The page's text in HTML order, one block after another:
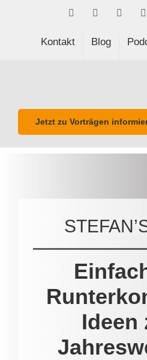
FacebookLinkedIn
Kontakt Blog
Jetzt zu Vorträgen
Ideen